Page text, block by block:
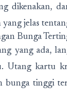
dikenakan,
jelas
Bunga
yang ada,
Utang kartu
bunga tinggi